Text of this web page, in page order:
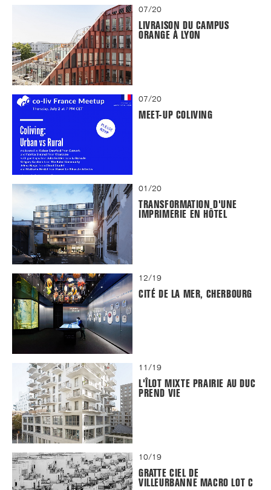
07/20
LIVRAISON DU CAMPUS
ORANGE À LYON
07/20
MEET-UP COLIVING
01/20
TRANSFORMATION D'UNE
IMPRIMERIE EN HÔTEL
12/19
CITÉ DE LA MER, CHERBOURG
11/19
L'ÎLOT MIXTE PRAIRIE AU DUC
PREND VIE
10/19
GRATTE CIEL DE
VILLEURBANNE MACRO LOT C